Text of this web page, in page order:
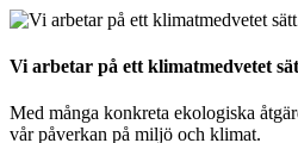
Vi arbetar på ett klimatmedvetet
Med många konkreta ekologiska
vår påverkan på miljö och klimat.